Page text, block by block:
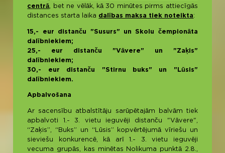
centrā , bet ne vēlāk, kā 30 minūtes pirms attiecīgās
distances starta laika dalības maksa tiek noteikta:
15,- eur distanču "Susurs" un Skolu čempionāta
dalībniekiem;
25,- eur distanču "Vāvere" un "Zaķis"
dalībniekiem;
30,- eur distanču "Stirnu buks" un "Lūsis"
dalībniekiem.
Apbalvošana
Ar sacensību atbalstītāju sarūpētajām balvām tiek
apbalvoti 1.- 3. vietu ieguvēji distanču "Vāvere",
“Zaķis”, “Buks” un “Lūsis” kopvērtējumā vīriešu un
sieviešu konkurencē, kā arī 1.- 3. vietu ieguvēji
vecuma grupās, kas minētas Nolikuma punktā 2.8.,